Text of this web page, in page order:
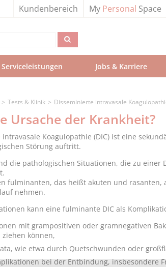
Kundenbereich My Personal Space
Jobs & Karriere
Tests & Klinik Disseminierte intravasale
Ursache der Krankheit?
Koagulopathie (DIC) ist eine
Störung auftritt.
die pathologischen Situationen, die zu einer
fulminanten, das heißt akuten und rasanten,
nehmen.
kann eine fulminante DIC als
mit grampositiven oder gramnegativen
ziehen können,
wie etwa durch Quetschwunden oder
bei der Entbindung, insbesondere